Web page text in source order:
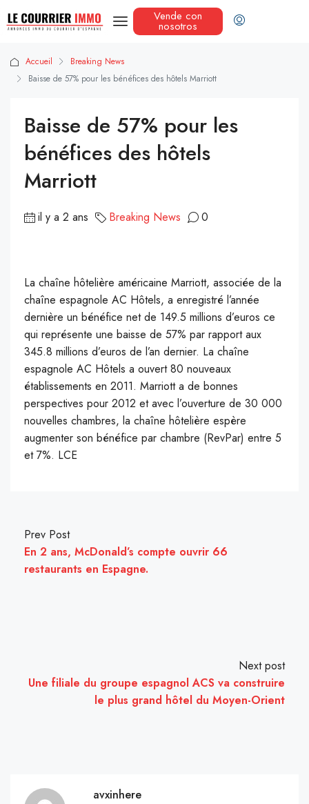
Vende con
nosotros
Accueil
Breaking News
Baisse de 57% pour les bénéfices des hôtels Marriott
Baisse de 57% pour les
bénéfices des hôtels
Marriott
il y a 2 ans Breaking News 0
La chaîne hôtelière américaine Marriott, associée de la
chaîne espagnole AC Hôtels, a enregistré l’année
dernière un bénéfice net de 149.5 millions d’euros ce
qui représente une baisse de 57% par rapport aux
345.8 millions d’euros de l’an dernier. La chaîne
espagnole AC Hôtels a ouvert 80 nouveaux
établissements en 2011. Marriott a de bonnes
perspectives pour 2012 et avec l’ouverture de 30 000
nouvelles chambres, la chaîne hôtelière espère
augmenter son bénéfice par chambre (RevPar) entre 5
et 7%. LCE
Prev Post
En 2 ans, McDonald’s compte ouvrir 66
restaurants en Espagne.
Next post
Une filiale du groupe espagnol ACS va construire
le plus grand hôtel du Moyen-Orient
avxinhere